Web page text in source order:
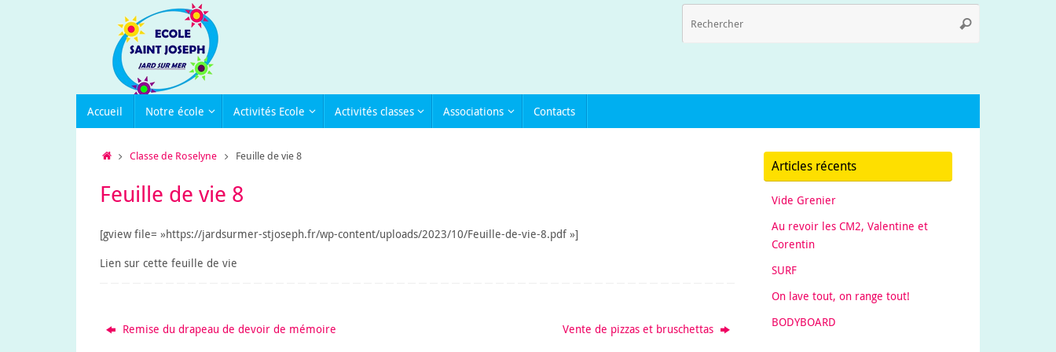
Rechercher
Accueil Notre école Activités Ecole Activités classes Associations Contacts
Accueil
Classe de Roselyne Feuille de vie 8
Feuille de vie 8
[gview file= »https://jardsurmer-stjoseph.fr/wp-content/uploads/2023/10/Feuille-de-vie-8.pdf »]
Lien sur cette feuille de vie
Remise du drapeau de devoir de mémoire Vente de pizzas et bruschettas
Articles récents
Vide Grenier
Au revoir les CM2, Valentine et
Corentin
SURF
On lave tout, on range tout!
BODYBOARD